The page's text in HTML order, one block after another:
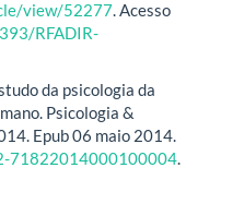
view/52277 . Acesso
RFADIR-
da psicologia da
Psicologia &
Epub 06 maio 2014.
71822014000100004.